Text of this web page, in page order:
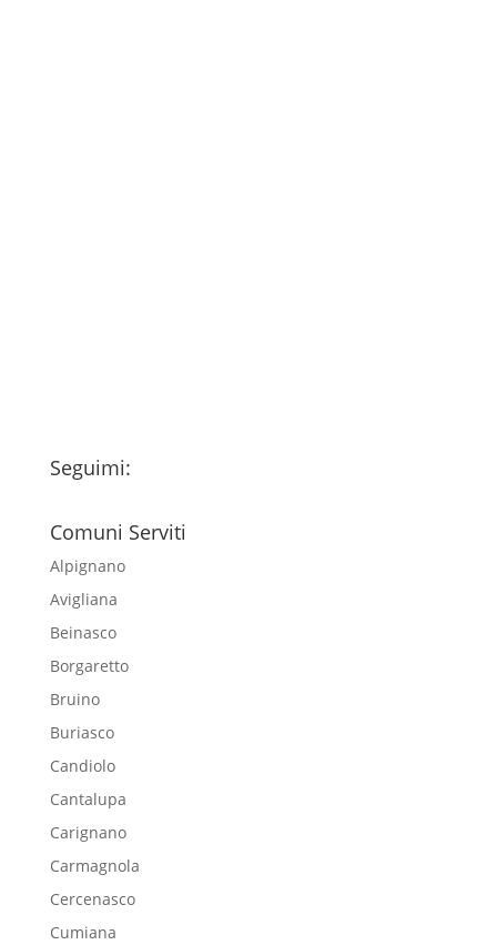
Seguimi:
Comuni Serviti
Alpignano
Avigliana
Beinasco
Borgaretto
Bruino
Buriasco
Candiolo
Cantalupa
Carignano
Carmagnola
Cercenasco
Cumiana